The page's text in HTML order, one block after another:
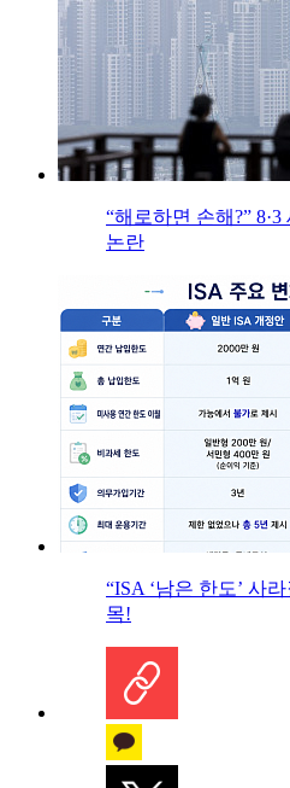
“해로하면 손해?”
논란
“ISA ‘남은 한도’ 사
목!